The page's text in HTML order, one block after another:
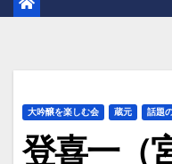
大吟醸を楽しむ会 蔵元 話題
登喜一（